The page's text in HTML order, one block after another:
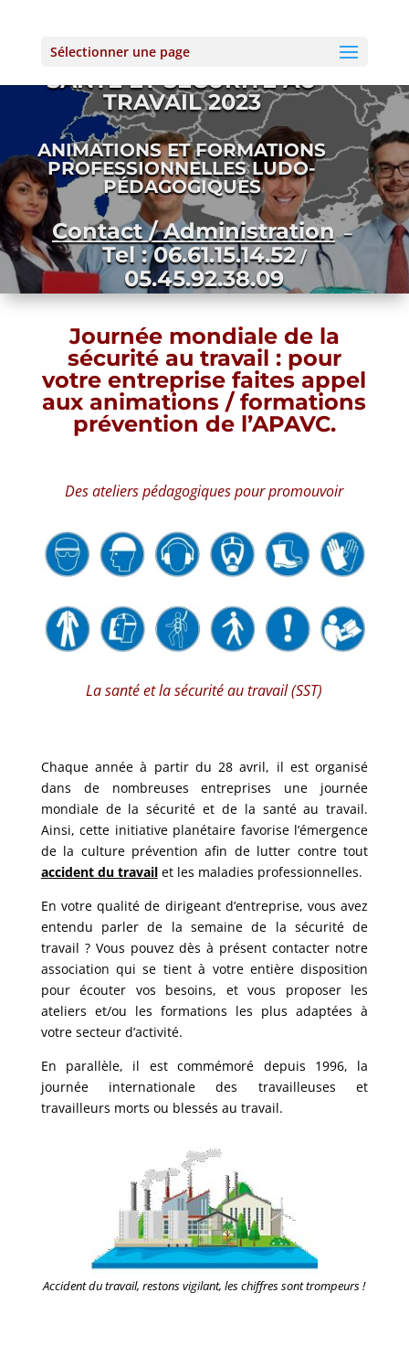
Sélectionner une page
JOURNÉE MONDIALE DE LA
SANTÉ ET SÉCURITÉ AU
TRAVAIL 2023
ANIMATIONS ET FORMATIONS
PROFESSIONNELLES LUDO-
PÉDAGOGIQUES
Contact / Administration–
Tel : 06.61.15.14.52/
05.45.92.38.09
Journée mondiale de la
sécurité au travail : pour
votre entreprise faites appel
aux animations / formations
prévention de l’APAVC.
Des ateliers pédagogiques pour promouvoir
La santé et la sécurité au travail (SST)
Chaque année à partir du 28 avril, il est organisé
dans de nombreuses entreprises une journée
mondiale de la sécurité et de la santé au travail.
Ainsi, cette initiative planétaire favorise l’émergence
de la culture prévention afin de lutter contre tout
accident du travailet les maladies professionnelles.
En votre qualité de dirigeant d’entreprise, vous avez
entendu parler de la semaine de la sécurité de
travail ? Vous pouvez dès à présent contacter notre
association qui se tient à votre entière disposition
pour écouter vos besoins, et vous proposer les
ateliers et/ou les formations les plus adaptées à
votre secteur d’activité.
En parallèle, il est commémoré depuis 1996, la
journée internationale des travailleuses et
travailleurs morts ou blessés au travail.
Accident du travail, restons vigilant, les chiffres sont trompeurs !